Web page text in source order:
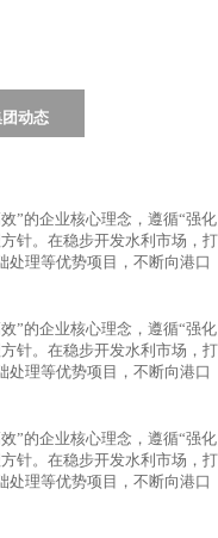
动态
”的企业核心理念，遵循“强化
针。在稳步开发水利市场，打
处理等优势项目，不断向港口
”的企业核心理念，遵循“强化
针。在稳步开发水利市场，打
处理等优势项目，不断向港口
”的企业核心理念，遵循“强化
针。在稳步开发水利市场，打
处理等优势项目，不断向港口